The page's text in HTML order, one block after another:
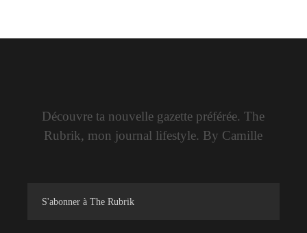
Découvre ta nouvelle gazette préférée. The
Rubrik, mon journal lifestyle. By Camille